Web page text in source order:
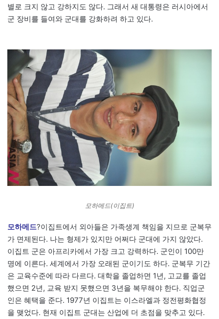
별로 크지 않고 강하지도 않다. 그래서 새 대통령은 러시아에서
군 장비를 들여와 군대를 강화하려 하고 있다.
모하메드(이집트)
모하메드?이집트에서 외아들은 가족생계 책임을 지므로 군복무
가 면제된다. 나는 형제가 있지만 어쩌다 군대에 가지 않았다.
이집트 군은 아프리카에서 가장 크고 강력하다. 군인이 100만
명에 이른다. 세계에서 가장 오래된 군이기도 하다. 군복무 기간
은 교육수준에 따라 다르다. 대학을 졸업하면 1년, 고교를 졸업
했으면 2년, 교육 받지 못했으면 3년을 복무해야 한다. 직업군
인은 혜택을 준다. 1977년 이집트는 이스라엘과 정전평화협정
을 맺었다. 현재 이집트 군대는 산업에 더 초점을 맞추고 있다.